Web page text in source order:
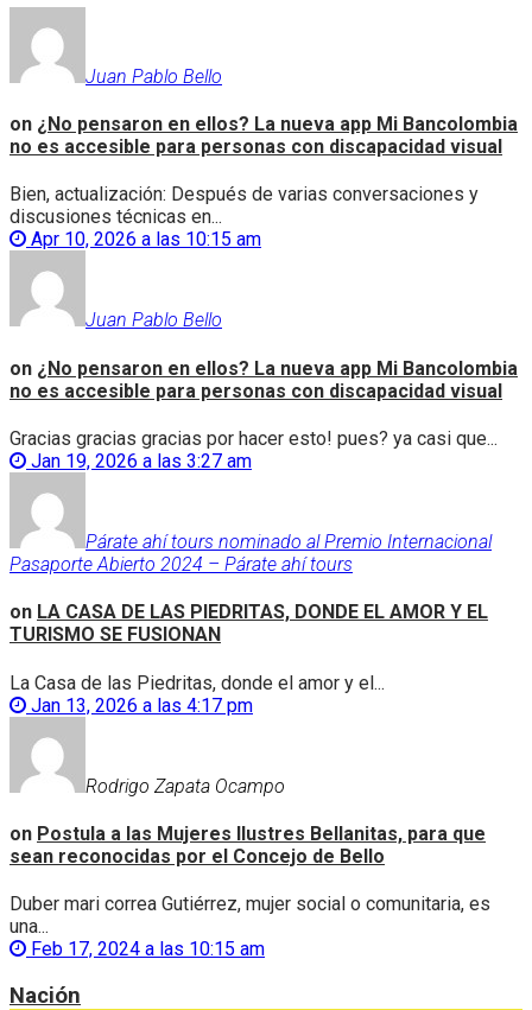
Juan Pablo Bello
on ¿No pensaron en ellos? La nueva app Mi Bancolombia
no es accesible para personas con discapacidad visual
Bien, actualización: Después de varias conversaciones y
discusiones técnicas en...
Apr 10, 2026 a las 10:15 am
Juan Pablo Bello
on ¿No pensaron en ellos? La nueva app Mi Bancolombia
no es accesible para personas con discapacidad visual
Gracias gracias gracias por hacer esto! pues? ya casi que...
Jan 19, 2026 a las 3:27 am
Párate ahí tours nominado al Premio Internacional
Pasaporte Abierto 2024 – Párate ahí tours
on LA CASA DE LAS PIEDRITAS, DONDE EL AMOR Y EL
TURISMO SE FUSIONAN
La Casa de las Piedritas, donde el amor y el...
Jan 13, 2026 a las 4:17 pm
Rodrigo Zapata Ocampo
on Postula a las Mujeres Ilustres Bellanitas, para que
sean reconocidas por el Concejo de Bello
Duber mari correa Gutiérrez, mujer social o comunitaria, es
una...
Feb 17, 2024 a las 10:15 am
Nación